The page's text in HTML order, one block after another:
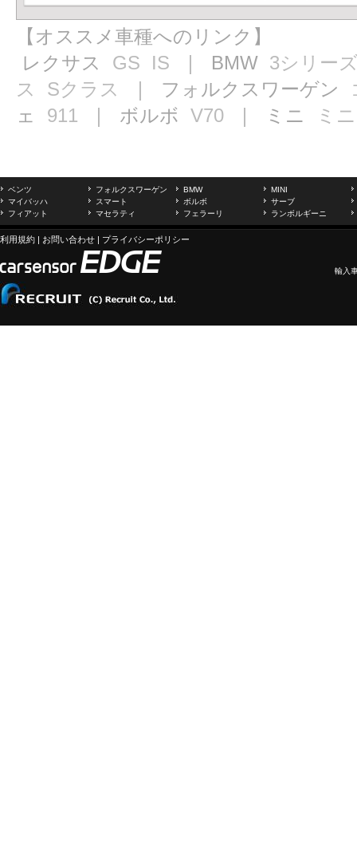
【オススメ車種へのリンク】
レクサス GS IS ｜ BMW 3シリー
ス
Sクラス ｜ フォルクスワーゲン
ェ 911 ｜ ボルボ V70 ｜ ミニ ミニ
ベンツ フォルクスワーゲン BMW
MINI
マイバッハ
スマート ボルボ
サーブ
フィアット
マセラティ フェラーリ ランボルギーニ
利用規約 | お問い合わせ | プライバシーポリシー
輸入